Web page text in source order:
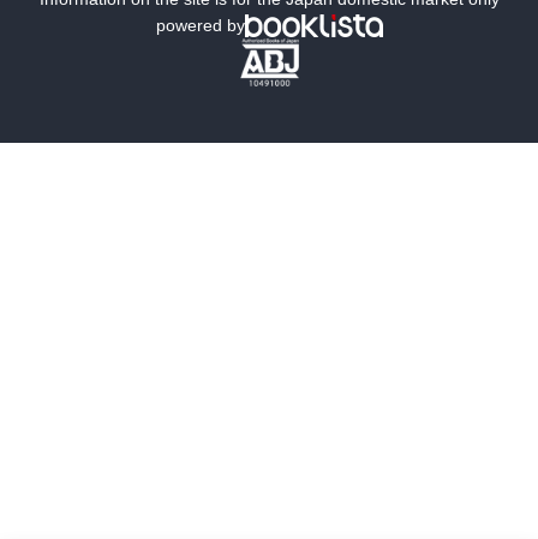
文学
powered by